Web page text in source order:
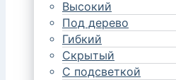
Высокий
Под дерево
Гибкий
Скрытый
С подсветкой